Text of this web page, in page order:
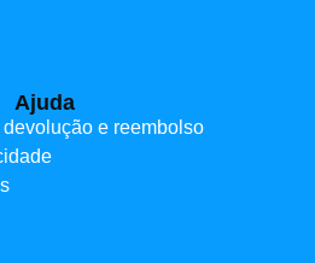
Ajuda
e reembolso